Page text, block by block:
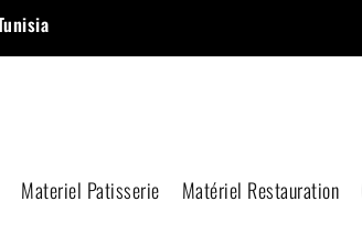
Materiel Patisserie Matériel Restauration